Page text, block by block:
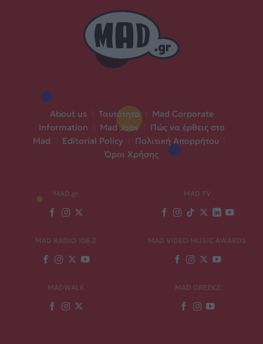
About us Ταυτότητα
Mad Corporate
Information
Mad Jobs
Πώς να έρθεις στο
Mad
Editorial Policy Πολιτική Απορρήτου
Όροι Χρήσης
MAD.gr MAD TV
MAD RADIO 106,2 MAD VIDEO MUSIC AWARDS
MADWALK MAD GREEKZ